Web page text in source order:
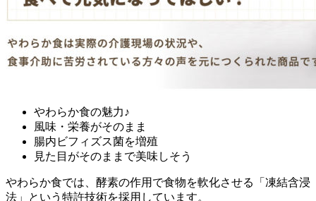
やわらか食の魅力♪
風味・栄養がそのまま
腸内ビフィズス菌を増殖
見た目がそのままで美味しそう
やわらか食では、酵素の作用で食物を軟化させる「凍結含浸
法」という特許技術を採用 しています。